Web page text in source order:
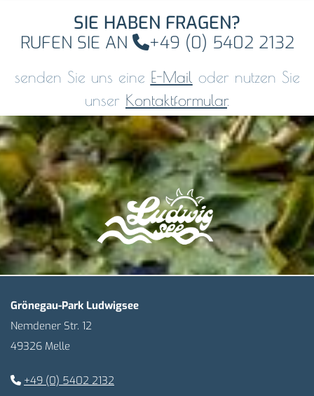
SIE HABEN FRAGEN?
RUFEN SIE AN +49 (0) 5402 2132
senden Sie uns eine E-Mail oder nutzen Sie
unser Kontaktformular.
Grönegau-Park Ludwigsee
Nemdener Str. 12
49326 Melle
 +49 (0) 5402 2132